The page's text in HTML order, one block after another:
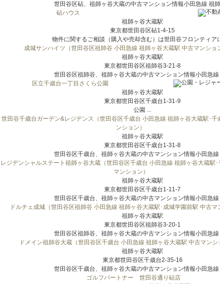
世田谷区砧、祖師ヶ谷大蔵の中古マンション情報小田急線 祖
砧ハウス
祖師ヶ谷大蔵駅
東京都世田谷区砧1-4-15
物件に関するご相談（購入や売却含む）は世田谷フロンティア
成城サンハイツ（世田谷区祖師谷 小田急線 祖師ヶ谷大蔵駅 中古マンショ
祖師ヶ谷大蔵駅
東京都世田谷区祖師谷3-21-8
世田谷区祖師谷、祖師ヶ谷大蔵の中古マンション情報小田急線
区立千歳台一丁目さくら公園
祖師ヶ谷大蔵駅
東京都世田谷区千歳台1-31-9
公園 ...
世田谷千歳台ガーデン&レジデンス（世田谷区千歳台 小田急線 祖師ヶ谷大蔵駅･千
ンション）
祖師ヶ谷大蔵駅
東京都世田谷区千歳台1-31-8
世田谷区千歳台、祖師ヶ谷大蔵の中古マンション情報小田急線
レジデンシャルステート祖師ヶ谷大蔵（世田谷区千歳台 小田急線 祖師ヶ谷大蔵駅
マンション）
祖師ヶ谷大蔵駅
東京都世田谷区千歳台1-11-7
世田谷区千歳台、祖師ヶ谷大蔵の中古マンション情報小田急線
ドルチェ成城（世田谷区祖師谷 小田急線 祖師ヶ谷大蔵駅･成城学園前駅 中古マ
祖師ヶ谷大蔵駅
東京都世田谷区祖師谷3-20-1
世田谷区祖師谷、祖師ヶ谷大蔵の中古マンション情報小田急線
ドメイン祖師谷大蔵（世田谷区千歳台 小田急線 祖師ヶ谷大蔵駅 中古マンシ
祖師ヶ谷大蔵駅
東京都世田谷区千歳台2-35-16
世田谷区千歳台、祖師ヶ谷大蔵の中古マンション情報小田急線
ゴルフパートナー 世田谷通り砧店